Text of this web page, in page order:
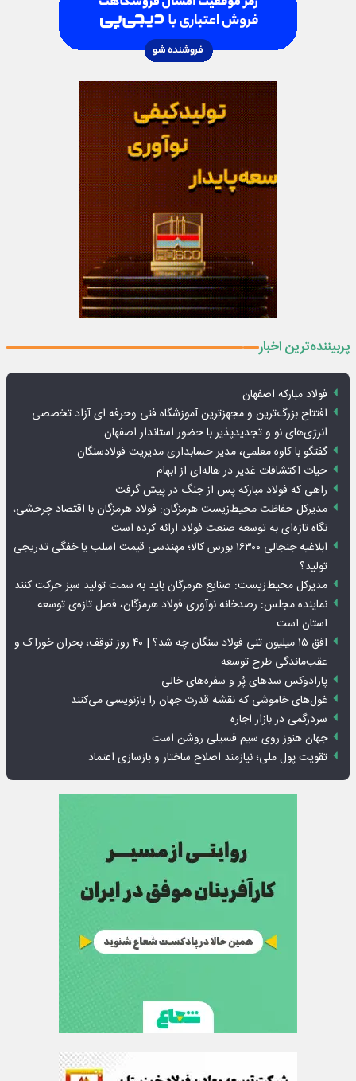
پربیننده‌ترین اخبار
فولاد مبارکه اصفهان
افتتاح بزرگ‌ترین و مجهزترین آموزشگاه فنی وحرفه ای آزاد تخصصی
انرژی‌های نو و تجدیدپذیر با حضور استاندار اصفهان
گفتگو با کاوه معلمی، مدیر حسابداری مدیریت فولادسنگان
حیات اکتشافات غدیر در هاله‌ای از ابهام
راهی که فولاد مبارکه پس از جنگ در پیش گرفت
مدیرکل حفاظت محیط‌زیست هرمزگان: فولاد هرمزگان با اقتصاد چرخشی،
نگاه تازه‌ای به توسعه صنعت فولاد ارائه کرده است
ابلاغیه جنجالی ۱۶۳۰۰ بورس کالا؛ مهندسی قیمت اسلب یا خفگی تدریجی
تولید؟
مدیرکل محیط‌زیست: صنایع هرمزگان باید به سمت تولید سبز حرکت کنند
نماینده مجلس: رصدخانه نوآوری فولاد هرمزگان، فصل تازه‌ی توسعه
استان است
افق ۱۵ میلیون تنی فولاد سنگان چه شد؟ | ۴۰ روز توقف، بحران خوراک و
عقب‌ماندگی طرح توسعه
پارادوکس سدهای پُر و سفره‌های خالی
غول‌های خاموشی که نقشه قدرت جهان را بازنویسی می‌کنند
سردرگمی در بازار اجاره
جهان هنوز روی سیم فسیلی روشن است
تقویت پول ملی؛ نیازمند اصلاح ساختار و بازسازی اعتماد